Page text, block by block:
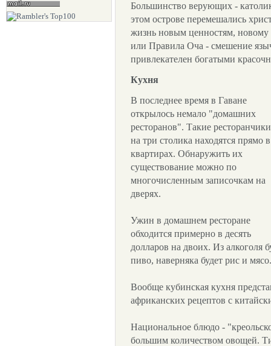
Большинство верующих -
этом острове перемешались
жизнь новым ценностям, новому
или Правила Оча - смешение
привлекателен богатыми
Кухня
В последнее время в Гаване
открылось немало "домашних
ресторанов". Такие ресторанчики
на три столика находятся прямо в
квартирах. Обнаружить их
существование можно по
многочисленным записочкам на
дверях.
Ужин в домашнем ресторане
обходится примерно в десять
долларов на двоих. Из алкоголя
пиво, наверняка будет рис и мясо.
Вообще кубинская кухня
африканских рецептов с
Национальное блюдо -
большим количеством овощей.